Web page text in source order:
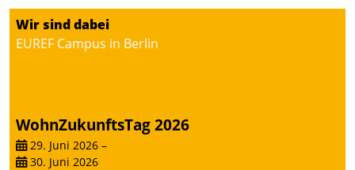
Wir sind dabei
EUREF Campus in Berlin
WohnZukunftsTag 2026
29. Juni 2026 –
30. Juni 2026